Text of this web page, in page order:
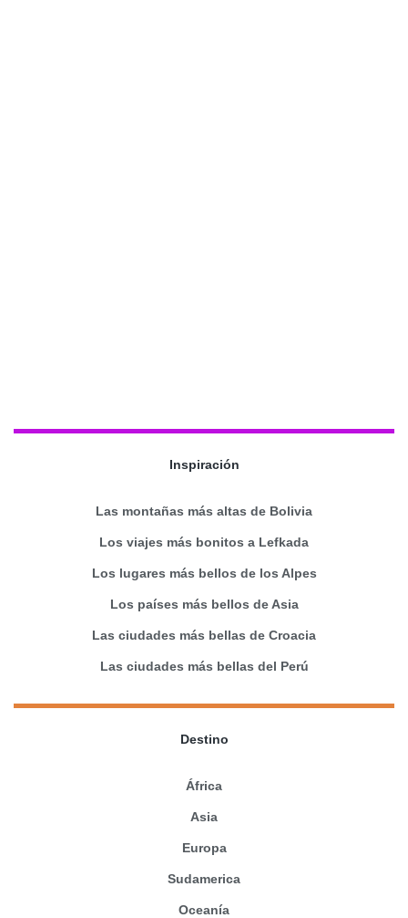
Inspiración
Las montañas más altas de Bolivia
Los viajes más bonitos a Lefkada
Los lugares más bellos de los Alpes
Los países más bellos de Asia
Las ciudades más bellas de Croacia
Las ciudades más bellas del Perú
Destino
África
Asia
Europa
Sudamerica
Oceanía